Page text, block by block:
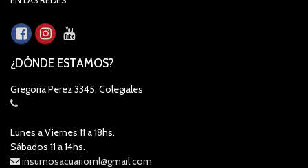
¿DÓNDE ESTAMOS?
Gregoria Perez 3345, Colegiales
Lunes a Viernes 11 a 18hs.
Sábados 11 a 14hs.
insumosacuarioml@gmail.com